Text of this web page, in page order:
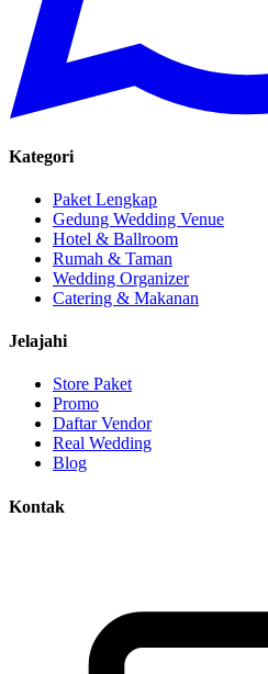
Kategori
Paket Lengkap
Gedung Wedding Venue
Hotel & Ballroom
Rumah & Taman
Wedding Organizer
Catering & Makanan
Jelajahi
Store Paket
Promo
Daftar Vendor
Real Wedding
Blog
Kontak